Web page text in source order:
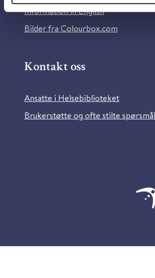
Information in English
Bilder fra Colourbox.com
Kontakt oss
Ansatte i Helsebiblioteket
Brukerstøtte og ofte stilte spørsmål